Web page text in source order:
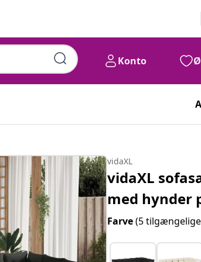
Konto
vidaXL
vidaXL
med hynder
Farve(5